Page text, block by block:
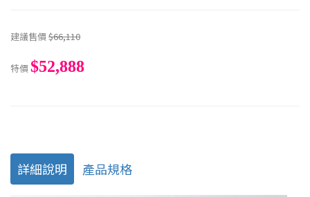
建議售價$66,110
特價$52,888
詳細說明 產品規格